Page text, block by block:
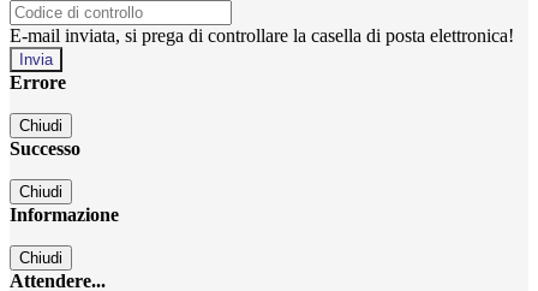
E-mail inviata, si prega di controllare la casella di posta elettronica!
Errore
Chiudi
Successo
Chiudi
Informazione
Chiudi
Attendere...